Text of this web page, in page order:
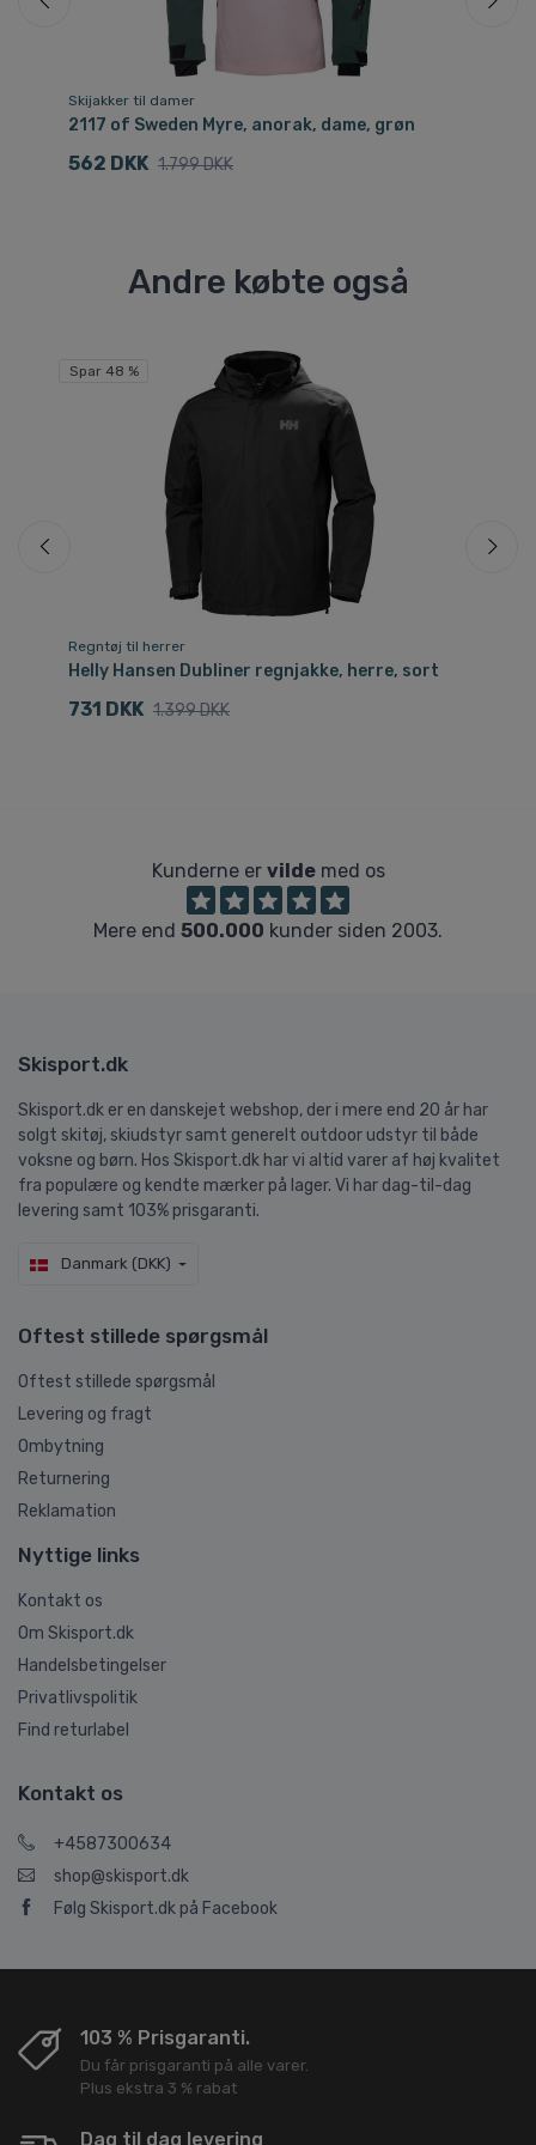
Skijakker til damer
2117 of Sweden Myre, anorak, dame, grøn
562 DKK 1.799 DKK
Andre købte også
Spar 48 %
Regntøj til herrer
Helly Hansen Dubliner regnjakke, herre, sort
731 DKK 1.399 DKK
Kunderne er vildemed os
Mere end 500.000 kunder siden 2003.
Skisport.dk
Skisport.dk er en danskejet webshop, der i mere end 20 år har
solgt skitøj, skiudstyr samt generelt outdoor udstyr til både
voksne og børn. Hos Skisport.dk har vi altid varer af høj kvalitet
fra populære og kendte mærker på lager. Vi har dag-til-dag
levering samt 103% prisgaranti.
Danmark (DKK)
Oftest stillede spørgsmål
Oftest stillede spørgsmål
Levering og fragt
Ombytning
Returnering
Reklamation
Nyttige links
Kontakt os
Om Skisport.dk
Handelsbetingelser
Privatlivspolitik
Find returlabel
Kontakt os
+4587300634
shop@skisport.dk
Følg Skisport.dk på Facebook
103 % Prisgaranti.
Du får prisgaranti på alle varer.
Plus ekstra 3 % rabat
Dag til dag levering